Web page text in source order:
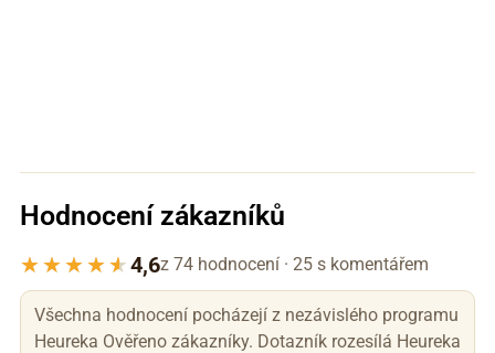
Hodnocení zákazníků
4,6z 74 hodnocení · 25 s komentářem
Všechna hodnocení pocházejí z nezávislého programu
Heureka Ověřeno zákazníky. Dotazník rozesílá Heureka